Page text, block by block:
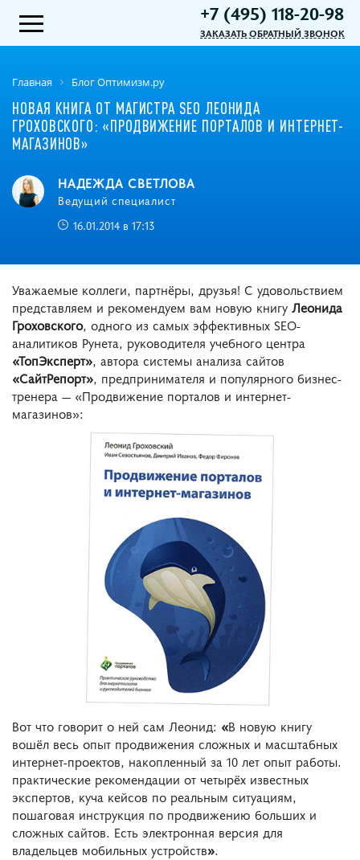
+7 (495) 118-20-98
ЗАКАЗАТЬ ОБРАТНЫЙ ЗВОНОК
Главная Блог Оптимизм.ру
НОВАЯ КНИГА ОТ МАГИСТРА SEO ЛЕОНИДА
ГРОХОВСКОГО: «ПРОДВИЖЕНИЕ ПОРТАЛОВ И ИНТЕРНЕТ-
МАГАЗИНОВ»
НАДЕЖДА СВЕТЛОВА
Ведущий специалист
16.01.2014 в 17:13
Уважаемые коллеги, партнёры, друзья! С удовольствием
представляем и рекомендуем вам новую книгу Леонида
Гроховского, одного из самых эффективных SEO-
аналитиков Рунета, руководителя учебного центра
«ТопЭксперт», автора системы анализа сайтов
«СайтРепорт», предпринимателя и популярного бизнес-
тренера — «Продвижение порталов и интернет-
магазинов»:
Вот что говорит о ней сам Леонид: «В новую книгу
вошёл весь опыт продвижения сложных и масштабных
интернет-проектов, накопленный за 10 лет опыт работы.
практические рекомендации от четырёх известных
экспертов, куча кейсов по реальным ситуациям,
пошаговая инструкция по продвижению больших и
сложных сайтов. Есть электронная версия для
владельцев мобильных устройств».